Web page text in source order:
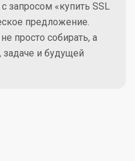
запросом «купить SSL
предложение.
просто собирать, а
задаче и будущей